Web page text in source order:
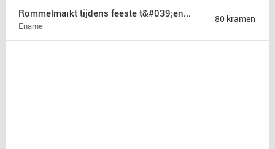
Rommelmarkt tijdens feeste t&#039;ename
Ename
80 kramen